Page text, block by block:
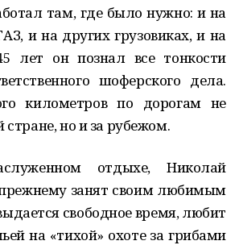
там, где было нужно: и на
и на других грузовиках, и на
лет он познал все тонкости
шоферского дела.
километров по дорогам не
но и за рубежом.
отдыхе, Николай
занят своим любимым
свободное время, любит
на «тихой» охоте за грибами